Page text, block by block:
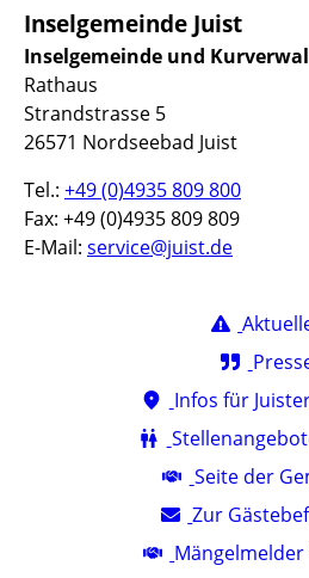
Inselgemeinde Juist
Inselgemeinde und
Rathaus
Strandstrasse 5
26571 Nordseebad Juist
Tel.: +49 (0)4935 809 800
Fax: +49 (0)4935 809 809
E-Mail: service@juist.de
Infos für
Seite der
Zur